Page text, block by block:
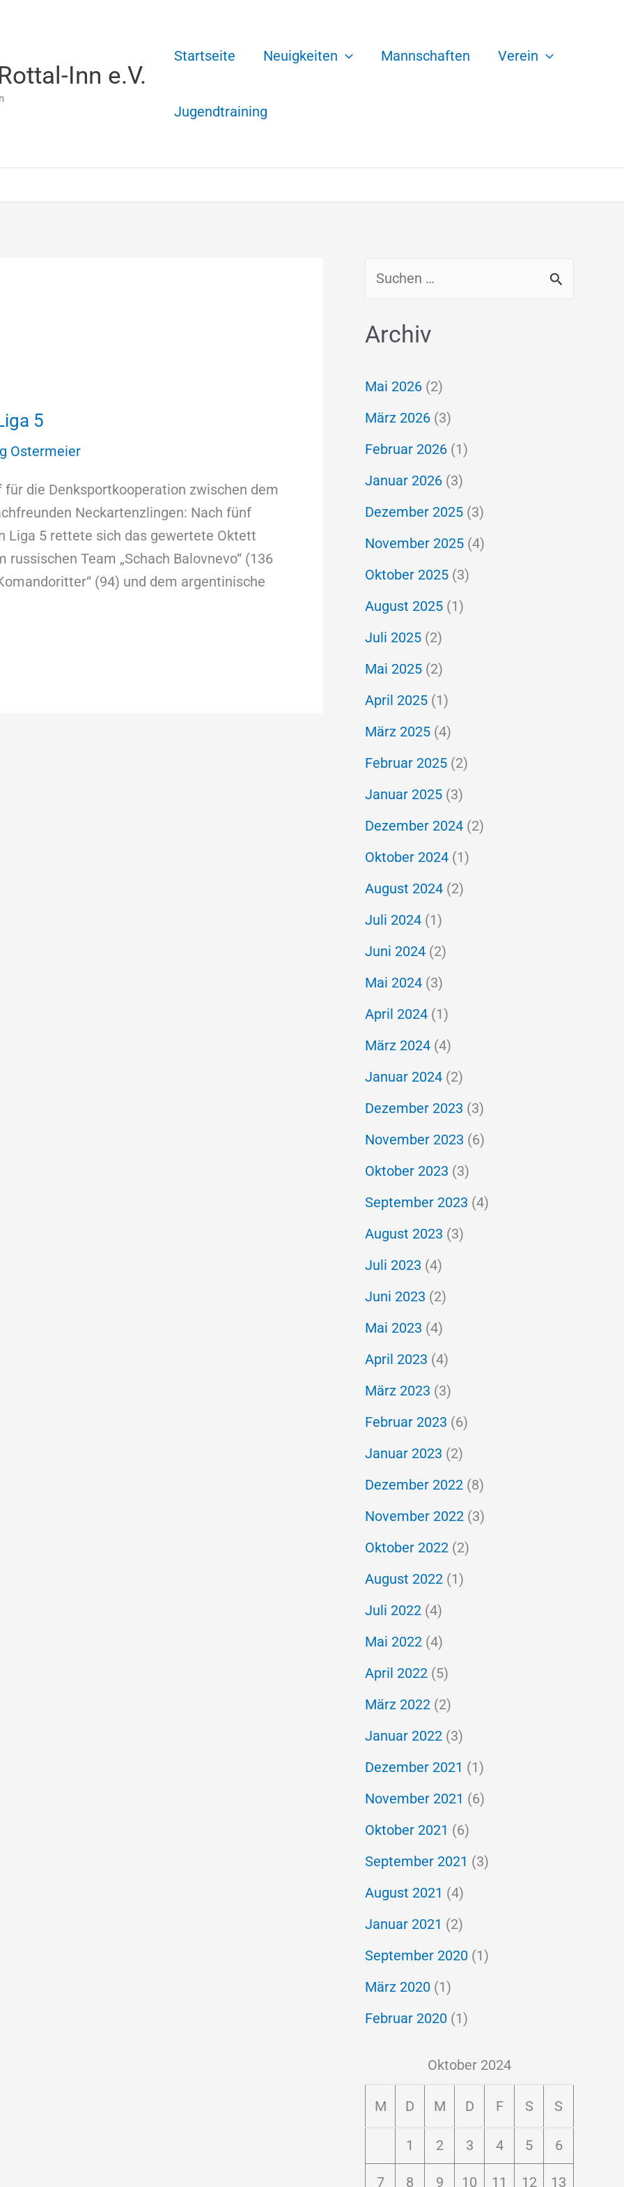
Inn e.V.
Startseite Neuigkeiten Mannschaften Verein
Jugendtraining
5
Ostermeier
die Denksportkooperation zwischen dem
Neckartenzlingen: Nach fünf
Liga 5 rettete sich das gewertete Oktett
Team „Schach Balovnevo“ (136
(94) und dem argentinische
c
e
n
n
a
c
h
Archiv
Mai 2026 (2)
März 2026 (3)
Februar 2026 (1)
Januar 2026 (3)
Dezember 2025 (3)
November 2025 (4)
Oktober 2025 (3)
August 2025 (1)
Juli 2025 (2)
Mai 2025 (2)
April 2025 (1)
März 2025 (4)
Februar 2025 (2)
Januar 2025 (3)
Dezember 2024 (2)
Oktober 2024 (1)
August 2024 (2)
Juli 2024 (1)
Juni 2024 (2)
Mai 2024 (3)
April 2024 (1)
März 2024 (4)
Januar 2024 (2)
Dezember 2023 (3)
November 2023 (6)
Oktober 2023 (3)
September 2023 (4)
August 2023 (3)
Juli 2023 (4)
Juni 2023 (2)
Mai 2023 (4)
April 2023 (4)
März 2023 (3)
Februar 2023 (6)
Januar 2023 (2)
Dezember 2022 (8)
November 2022 (3)
Oktober 2022 (2)
August 2022 (1)
Juli 2022 (4)
Mai 2022 (4)
April 2022 (5)
März 2022 (2)
Januar 2022 (3)
Dezember 2021 (1)
November 2021 (6)
Oktober 2021 (6)
September 2021 (3)
August 2021 (4)
Januar 2021 (2)
September 2020 (1)
März 2020 (1)
Februar 2020 (1)
Oktober 2024
M D M D F S S
1 2 3 4 5 6
7 8 9 10 11 12 13